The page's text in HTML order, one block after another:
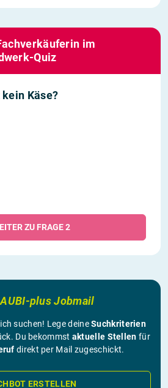
im
Quiz
Käse?
ZU FRAGE 2
AUBI-plus Jobmail
suchen! Lege deineSuchkriterien
Du bekommst aktuelle Stellen für
direkt per Mail zugeschickt.
ERSTELLEN